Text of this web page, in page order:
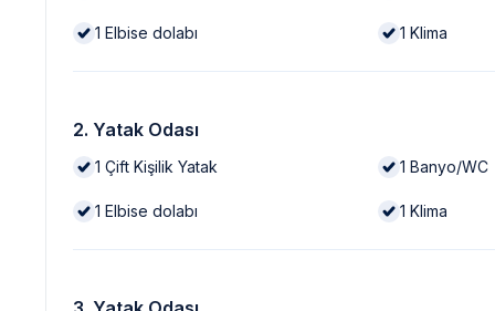
1 Elbise dolabı 1 Klima
2. Yatak Odası
1 Çift Kişilik Yatak 1 Banyo/WC
1 Elbise dolabı 1 Klima